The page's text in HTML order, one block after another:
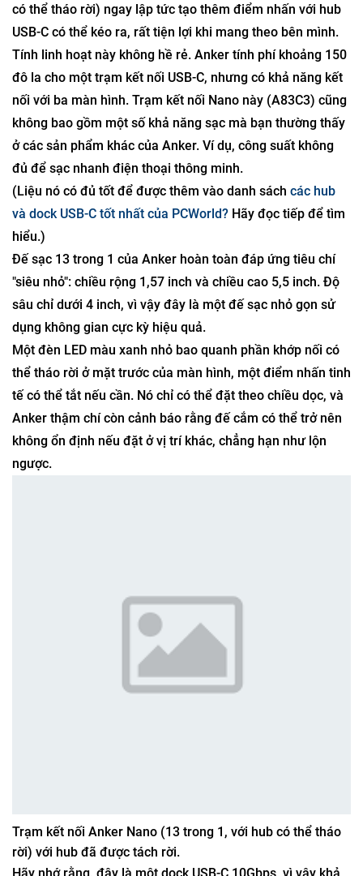
có thể tháo rời) ngay lập tức tạo thêm điểm nhấn với hub
USB-C có thể kéo ra, rất tiện lợi khi mang theo bên mình.
Tính linh hoạt này không hề rẻ. Anker tính phí khoảng 150
đô la cho một trạm kết nối USB-C, nhưng có khả năng kết
nối với ba màn hình. Trạm kết nối Nano này (A83C3) cũng
không bao gồm một số khả năng sạc mà bạn thường thấy
ở các sản phẩm khác của Anker. Ví dụ, công suất không
đủ để sạc nhanh điện thoại thông minh.
(Liệu nó có đủ tốt để được thêm vào danh sách các hub
và dock USB-C tốt nhất của PCWorld? Hãy đọc tiếp để tìm
hiểu.)
Đế sạc 13 trong 1 của Anker hoàn toàn đáp ứng tiêu chí
"siêu nhỏ": chiều rộng 1,57 inch và chiều cao 5,5 inch. Độ
sâu chỉ dưới 4 inch, vì vậy đây là một đế sạc nhỏ gọn sử
dụng không gian cực kỳ hiệu quả.
Một đèn LED màu xanh nhỏ bao quanh phần khớp nối có
thể tháo rời ở mặt trước của màn hình, một điểm nhấn tinh
tế có thể tắt nếu cần. Nó chỉ có thể đặt theo chiều dọc, và
Anker thậm chí còn cảnh báo rằng đế cắm có thể trở nên
không ổn định nếu đặt ở vị trí khác, chẳng hạn như lộn
ngược.
Trạm kết nối Anker Nano (13 trong 1, với hub có thể tháo
rời) với hub đã được tách rời.